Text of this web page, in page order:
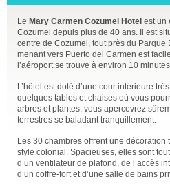
Le Mary Carmen Cozumel Hotel est un
Cozumel depuis plus de 40 ans. Il est
centre de Cozumel, tout près du
menant vers Puerto del Carmen est
l’aéroport se trouve à environ 10
L’hôtel est doté d’une cour intérieure
quelques tables et chaises où vous
arbres et plantes, vous apercevrez
terrestres se baladant tranquillement.
Les 30 chambres offrent une
style colonial. Spacieuses, elles sont
d’un ventilateur de plafond, de l’accès
d’un coffre-fort et d’une salle de bains